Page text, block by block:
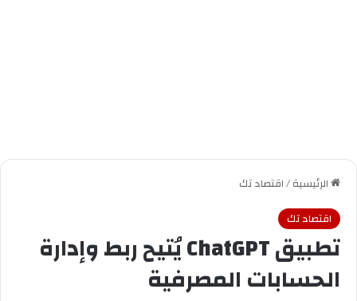
الرئيسية/اقتصاد تك
اقتصاد تك
‏تطبيق ⁦‪ChatGPT‬⁩ يُتيح ربط وإدارة
الحسابات المصرفية